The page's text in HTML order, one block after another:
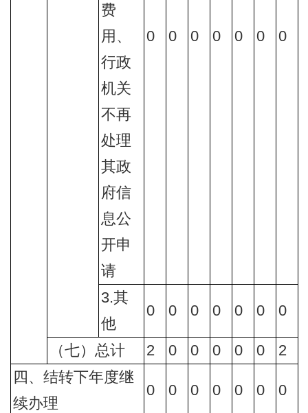
费
用、
行政
机关
不再
处理
其政
府信
息公
开申
请
0 0 0 0 0 0 0
3.其
他
0 0 0 0 0 0 0
（七）总计 2 0 0 0 0 0
2
四、结转下年度继
续办理
0 0 0 0 0 0 0